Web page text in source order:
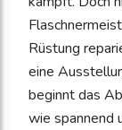
Rüstung
eine
beginnt das
wie spannend